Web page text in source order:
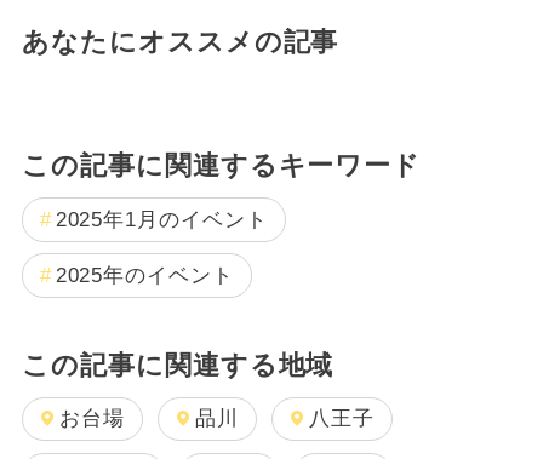
あなたにオススメの記事
この記事に関連するキーワード
2025年1月のイベント
2025年のイベント
この記事に関連する地域
お台場 品川 八王子